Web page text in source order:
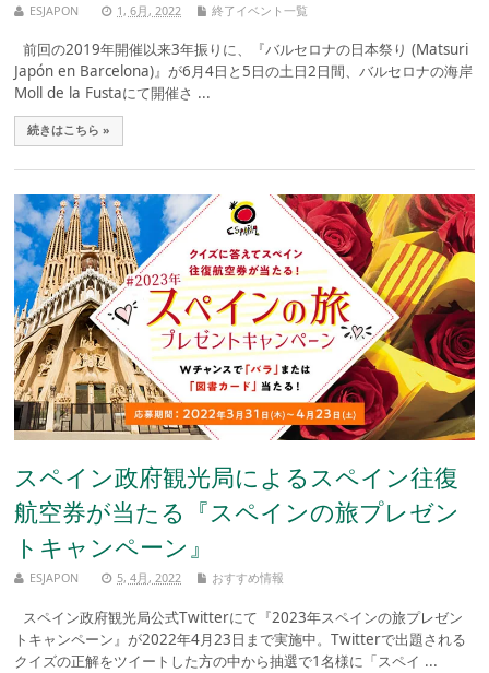
ESJAPON 1, 6月, 2022 終了イベント一覧
前回の2019年開催以来3年振りに、『バルセロナの日本祭り (Matsuri
Japón en Barcelona)』が6月4日と5日の土日2日間、バルセロナの海岸
Moll de la Fustaにて開催さ ...
続きはこちら »
スペイン政府観光局によるスペイン往復
航空券が当たる『スペインの旅プレゼン
トキャンペーン』
ESJAPON 5, 4月, 2022 おすすめ情報
スペイン政府観光局公式Twitterにて『2023年スペインの旅プレゼン
トキャンペーン』が2022年4月23日まで実施中。Twitterで出題される
クイズの正解をツイートした方の中から抽選で1名様に「スペイ ...